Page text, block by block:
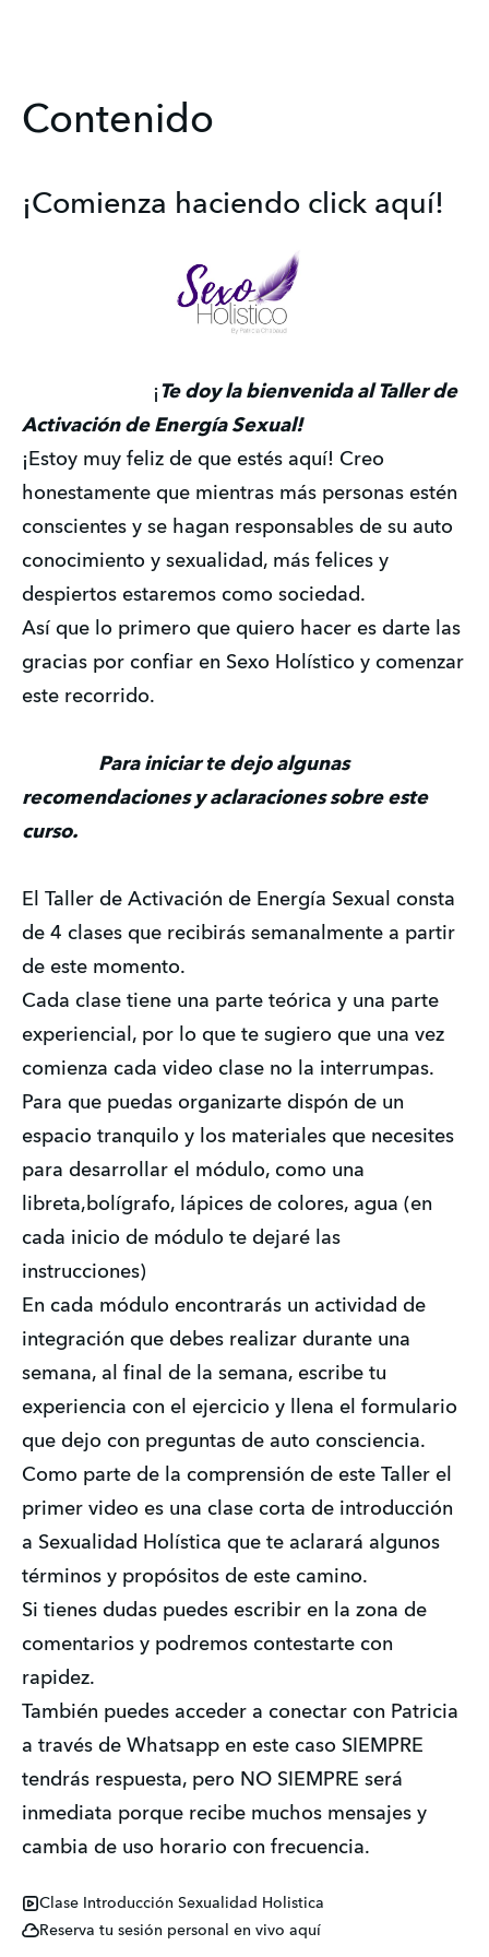
Contenido
¡Comienza haciendo click aquí!
¡Te doy la bienvenida al Taller de
Activación de Energía Sexual!
¡Estoy muy feliz de que estés aquí! Creo
honestamente que mientras más personas estén
conscientes y se hagan responsables de su auto
conocimiento y sexualidad, más felices y
despiertos estaremos como sociedad.
Así que lo primero que quiero hacer es darte las
gracias por confiar en Sexo Holístico y comenzar
este recorrido.
Para iniciar te dejo algunas
recomendaciones y aclaraciones sobre este
curso.
El Taller de Activación de Energía Sexual consta
de 4 clases que recibirás semanalmente a partir
de este momento.
Cada clase tiene una parte teórica y una parte
experiencial, por lo que te sugiero que una vez
comienza cada video clase no la interrumpas.
Para que puedas organizarte dispón de un
espacio tranquilo y los materiales que necesites
para desarrollar el módulo, como una
libreta,bolígrafo, lápices de colores, agua (en
cada inicio de módulo te dejaré las
instrucciones)
En cada módulo encontrarás un actividad de
integración que debes realizar durante una
semana, al final de la semana, escribe tu
experiencia con el ejercicio y llena el formulario
que dejo con preguntas de auto consciencia.
Como parte de la comprensión de este Taller el
primer video es una clase corta de introducción
a Sexualidad Holística que te aclarará algunos
términos y propósitos de este camino.
Si tienes dudas puedes escribir en la zona de
comentarios y podremos contestarte con
rapidez.
También puedes acceder a conectar con Patricia
a través de Whatsapp en este caso SIEMPRE
tendrás respuesta, pero NO SIEMPRE será
inmediata porque recibe muchos mensajes y
cambia de uso horario con frecuencia.
Clase Introducción Sexualidad Holistica
Reserva tu sesión personal en vivo aquí